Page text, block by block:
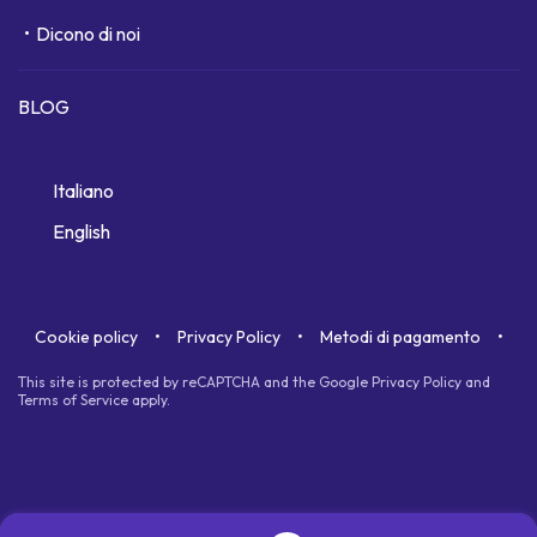
Dicono di noi
BLOG
Italiano
English
Cookie policy Privacy Policy Metodi di pagamento
This site is protected by reCAPTCHA and the Google Privacy Policy and
Terms of Service apply.